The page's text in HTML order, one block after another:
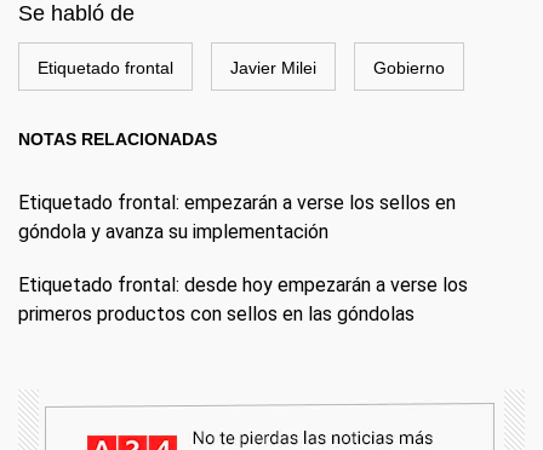
Se habló de
Etiquetado frontal Javier Milei Gobierno
NOTAS RELACIONADAS
Etiquetado frontal: empezarán a verse los sellos en
góndola y avanza su implementación
Etiquetado frontal: desde hoy empezarán a verse los
primeros productos con sellos en las góndolas